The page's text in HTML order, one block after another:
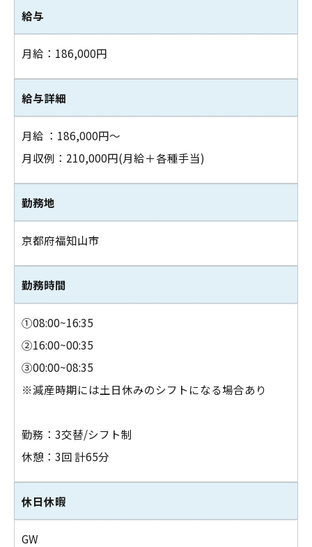
給与
月給：186,000円
給与詳細
月給 ：186,000円～
月収例：210,000円(月給＋各種手当)
勤務地
京都府福知山市
勤務時間
①08:00~16:35
②16:00~00:35
③00:00~08:35
※減産時期には土日休みのシフトになる場合あり
勤務：3交替/シフト制
休憩：3回 計65分
休日休暇
GW